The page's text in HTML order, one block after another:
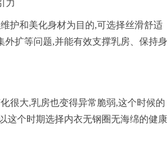
力
护和美化身材为目的,可选择丝滑舒适
外扩等问题,并能有效支撑乳房、保持身
很大,乳房也变得异常脆弱,这个时候的
这个时期选择内衣无钢圈无海绵的健康